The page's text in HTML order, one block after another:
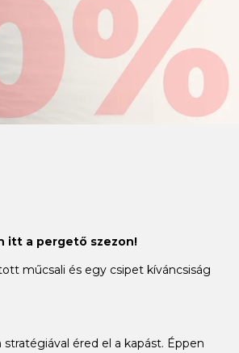
itt a pergető szezon!
műcsali és egy csipet kíváncsiság
éred el a kapást. Éppen